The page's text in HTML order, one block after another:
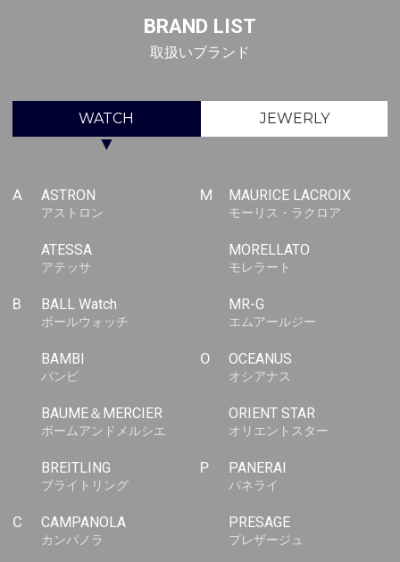
BRAND LIST
取扱いブランド
WATCH JEWERLY
▼
A ASTRON
アストロン
ATESSA
アテッサ
B BALL Watch
ボールウォッチ
BAMBI
バンビ
BAUME＆MERCIER
ボームアンドメルシエ
BREITLING
ブライトリング
C CAMPANOLA
カンパノラ
M MAURICE LACROIX
モーリス・ラクロア
MORELLATO
モレラート
MR-G
エムアールジー
O OCEANUS
オシアナス
ORIENT STAR
オリエントスター
P PANERAI
パネライ
PRESAGE
プレザージュ